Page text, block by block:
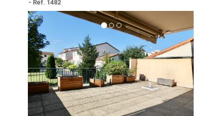
- Réf. 1482